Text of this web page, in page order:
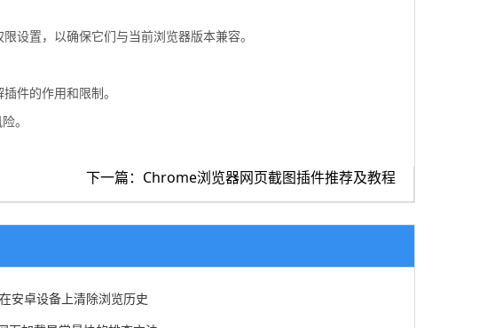
设置，以确保它们与当前浏览器版本兼容。
件的作用和限制。
。
下一篇：Chrome浏览器网页截图插件推荐及教程
安卓设备上清除浏览历史